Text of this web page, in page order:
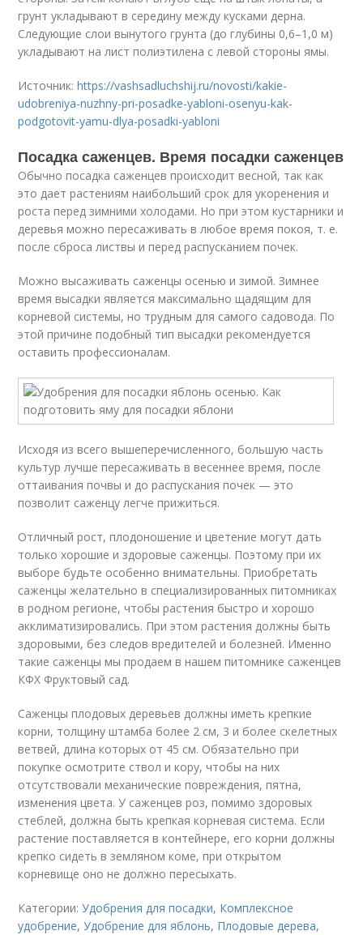
грунт укладывают в середину между кусками дерна.
Следующие слои вынутого грунта (до глубины 0,6–1,0 м)
укладывают на лист полиэтилена с левой стороны ямы.
Источник:https://vashsadluchshij.ru/novosti/kakie-
udobreniya-nuzhny-pri-posadke-yabloni-osenyu-kak-
podgotovit-yamu-dlya-posadki-yabloni
Посадка саженцев. Время посадки саженцев
Обычно посадка саженцев происходит весной, так как
это дает растениям наибольший срок для укоренения и
роста перед зимними холодами. Но при этом кустарники и
деревья можно пересаживать в любое время покоя, т. е.
после сброса листвы и перед распусканием почек.
Можно высаживать саженцы осенью и зимой. Зимнее
время высадки является максимально щадящим для
корневой системы, но трудным для самого садовода. По
этой причине подобный тип высадки рекомендуется
оставить профессионалам.
Исходя из всего вышеперечисленного, большую часть
культур лучше пересаживать в весеннее время, после
оттаивания почвы и до распускания почек — это
позволит саженцу легче прижиться.
Отличный рост, плодоношение и цветение могут дать
только хорошие и здоровые саженцы. Поэтому при их
выборе будьте особенно внимательны. Приобретать
саженцы желательно в специализированных питомниках
в родном регионе, чтобы растения быстро и хорошо
акклиматизировались. При этом растения должны быть
здоровыми, без следов вредителей и болезней. Именно
такие саженцы мы продаем в нашем питомнике саженцев
КФХ Фруктовый сад.
Саженцы плодовых деревьев должны иметь крепкие
корни, толщину штамба более 2 см, 3 и более скелетных
ветвей, длина которых от 45 см. Обязательно при
покупке осмотрите ствол и кору, чтобы на них
отсутствовали механические повреждения, пятна,
изменения цвета. У саженцев роз, помимо здоровых
стеблей, должна быть крепкая корневая система. Если
растение поставляется в контейнере, его корни должны
крепко сидеть в земляном коме, при открытом
корневище оно не должно пересыхать.
Категории:Удобрения для посадки, Комплексное
удобрение,Удобрение для яблонь, Плодовые дерева,